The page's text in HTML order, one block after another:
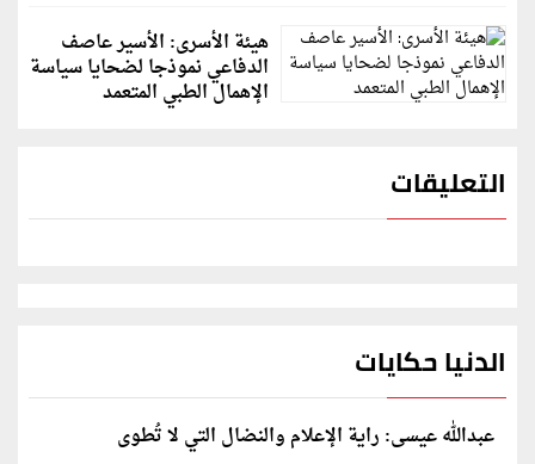
هيئة الأسرى: الأسير عاصف
الدفاعي نموذجا لضحايا سياسة
الإهمال الطبي المتعمد
التعليقات
الدنيا حكايات
عبدالله عيسى: راية الإعلام والنضال التي لا تُطوى